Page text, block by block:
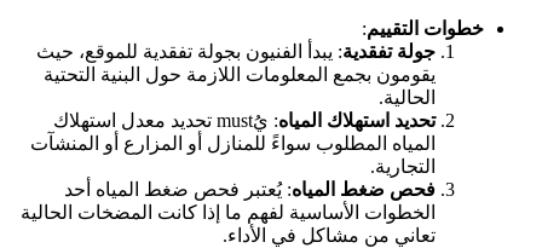
خطوات التقييم:
جولة تفقدية: يبدأ الفنيون بجولة تفقدية للموقع، حيث
يقومون بجمع المعلومات اللازمة حول البنية التحتية
الحالية.
تحديد استهلاك المياه
: يُmust تحديد معدل استهلاك
المياه المطلوب سواءً للمنازل أو المزارع أو المنشآت
التجارية.
فحص ضغط المياه: يُعتبر فحص ضغط المياه أحد
الخطوات الأساسية لفهم ما إذا كانت المضخات الحالية
تعاني من مشاكل في الأداء.